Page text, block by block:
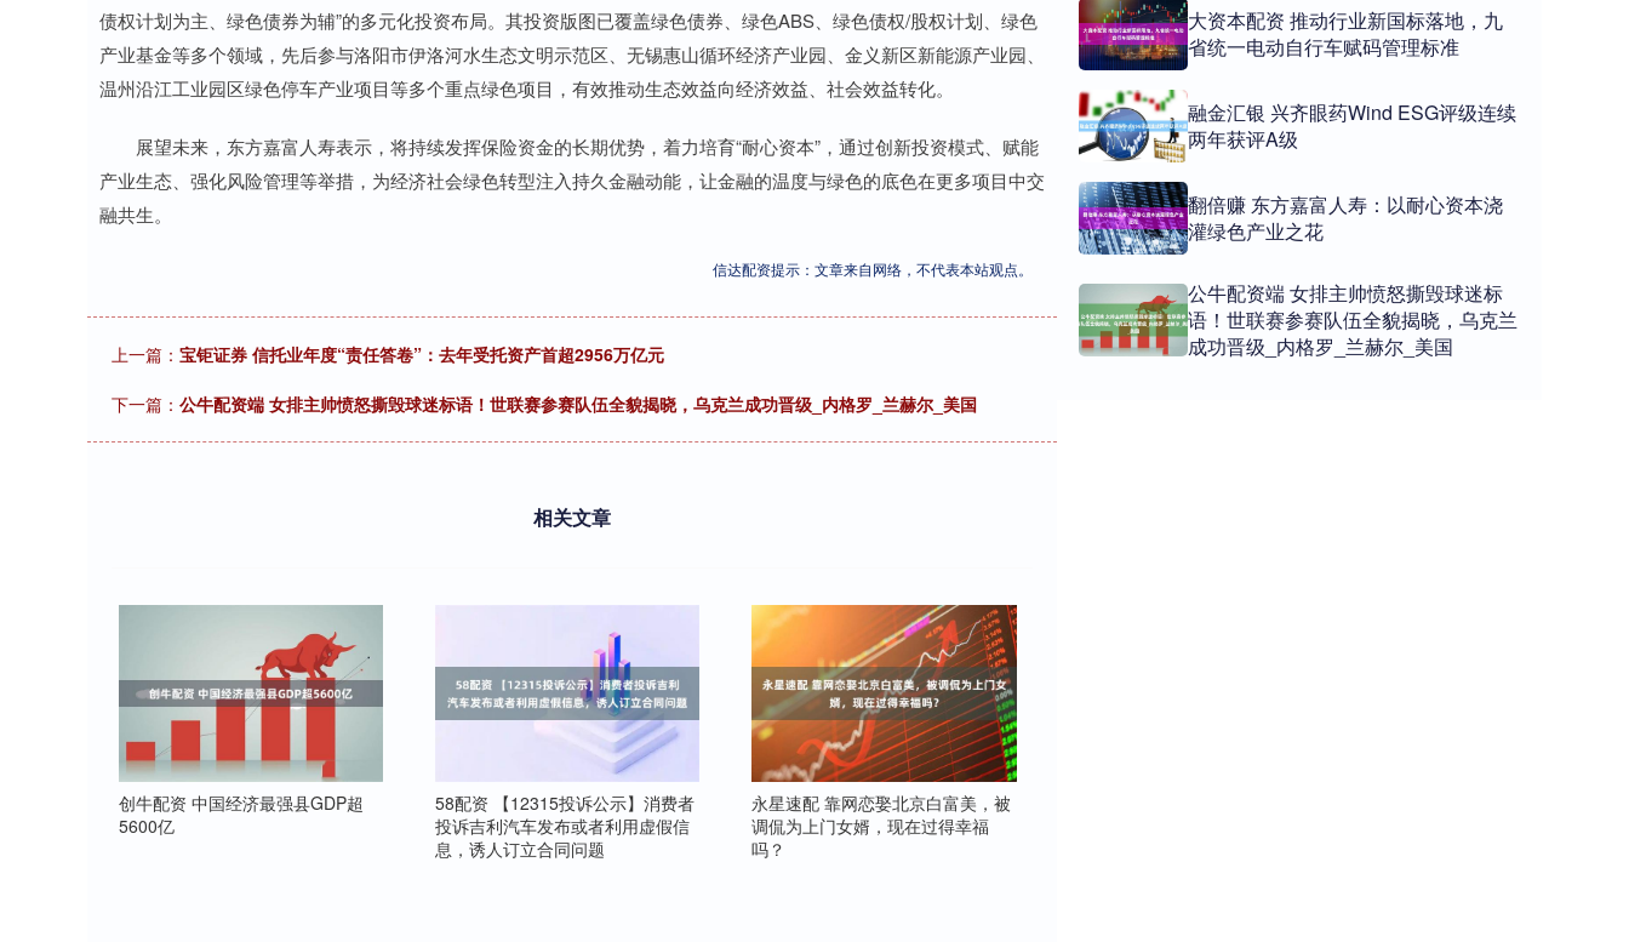
债权计划为主、绿色债券为辅”的多元化投资布局。其投资版图已覆盖绿色债券、绿色ABS、绿色债权/股权计划、绿色
产业基金等多个领域，先后参与洛阳市伊洛河水生态文明示范区、无锡惠山循环经济产业园、金义新区新能源产业园、
温州沿江工业园区绿色停车产业项目等多个重点绿色项目，有效推动生态效益向经济效益、社会效益转化。
展望未来，东方嘉富人寿表示，将持续发挥保险资金的长期优势，着力培育“耐心资本”，通过创新投资模式、赋能
产业生态、强化风险管理等举措，为经济社会绿色转型注入持久金融动能，让金融的温度与绿色的底色在更多项目中交
融共生。
信达配资提示：文章来自网络，不代表本站观点。
上一篇： 宝钜证券 信托业年度“责任答卷”：去年受托资产首超2956万亿元
下一篇： 公牛配资端 女排主帅愤怒撕毁球迷标语！世联赛参赛队伍全貌揭晓，乌克兰成功晋级_内格罗_兰赫尔_美国
相关文章
创牛配资 中国经济最强县GDP超
5600亿
58配资 【12315投诉公示】消费者
投诉吉利汽车发布或者利用虚假信
息，诱人订立合同问题
永星速配 靠网恋娶北京白富美，被
调侃为上门女婿，现在过得幸福
吗？
大资本配资 推动行业新国标落地，九
省统一电动自行车赋码管理标准
融金汇银 兴齐眼药Wind ESG评级连续
两年获评A级
翻倍赚 东方嘉富人寿：以耐心资本浇
灌绿色产业之花
公牛配资端 女排主帅愤怒撕毁球迷标
语！世联赛参赛队伍全貌揭晓，乌克兰
成功晋级_内格罗_兰赫尔_美国